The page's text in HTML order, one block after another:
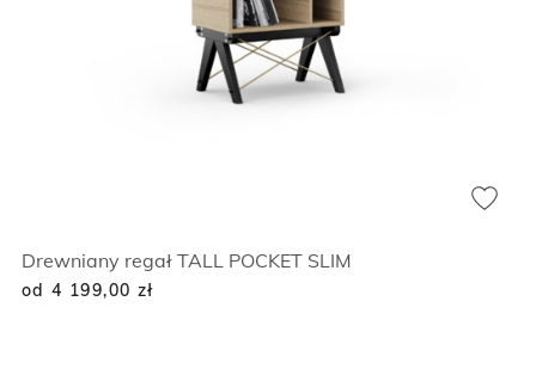
Drewniany regał TALL POCKET SLIM
od 4 199,00 zł